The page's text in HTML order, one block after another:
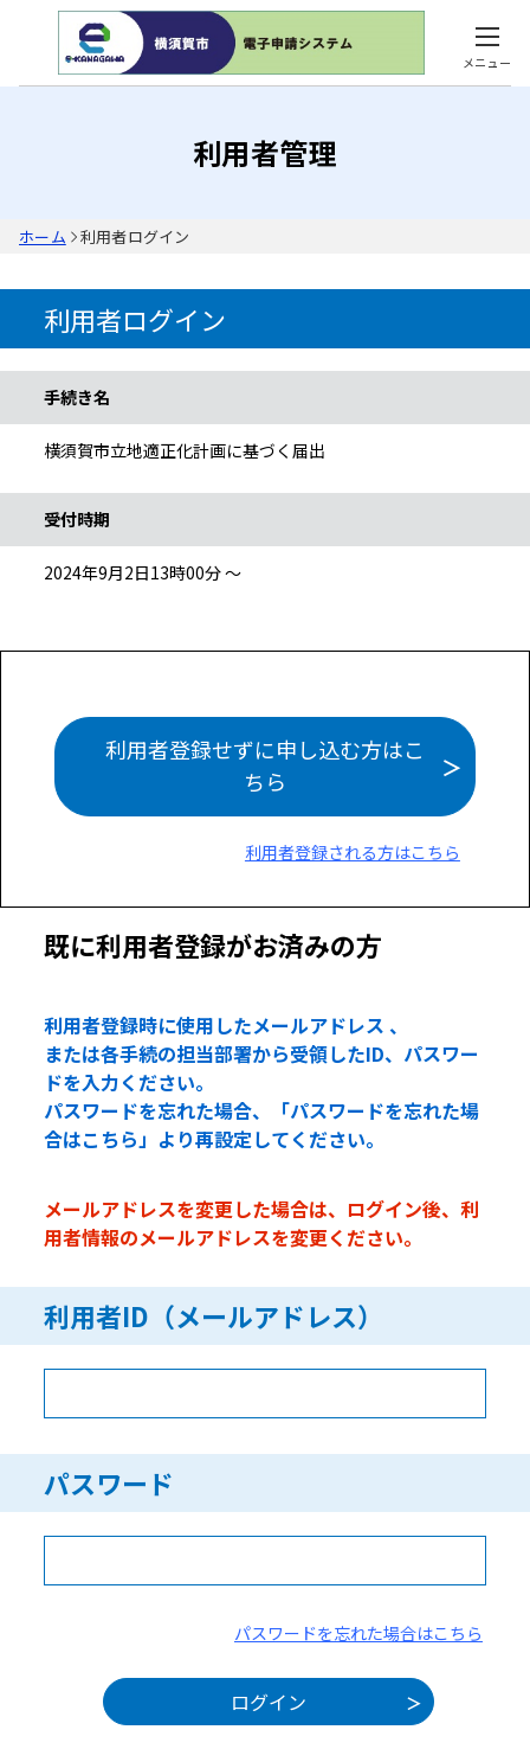
メニュー
利用者管理
ホーム 利用者ログイン
利用者ログイン
手続き名
横須賀市立地適正化計画に基づく届出
受付時期
2024年9月2日13時00分 ～
利用者登録せずに申し込む方はこ
ちら
利用者登録される方はこちら
既に利用者登録がお済みの方
利用者登録時に使用したメールアドレス 、
または各手続の担当部署から受領したID、パスワー
ドを入力ください。
パスワードを忘れた場合、「パスワードを忘れた場
合はこちら」より再設定してください。
メールアドレスを変更した場合は、ログイン後、利
用者情報のメールアドレスを変更ください。
利用者ID（メールアドレス）
パスワード
パスワードを忘れた場合はこちら